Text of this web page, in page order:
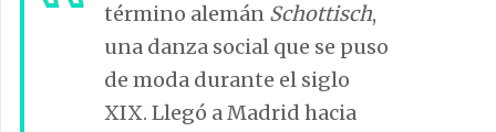
término alemán Schottisch,
una danza social que se puso
de moda durante el siglo
XIX. Llegó a Madrid hacia